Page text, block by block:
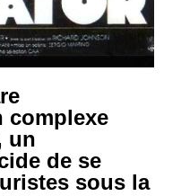
complexe
un
de se
sous la